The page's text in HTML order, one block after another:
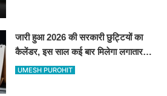
जारी हुआ 2026 की सरकारी छुट्टियों का
कैलेंडर, इस साल कई बार मिलेगा लगातार
अवकाश, देखें
UMESH PUROHIT